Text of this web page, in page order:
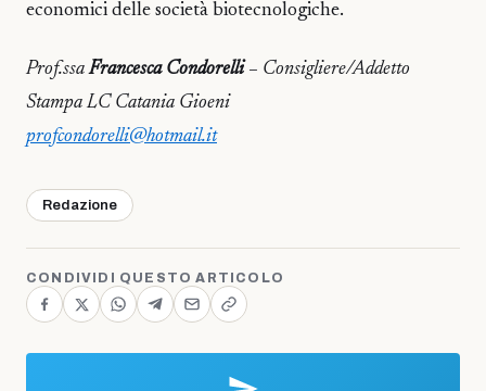
economici delle società biotecnologiche.
Prof.ssaFrancesca Condorelli – Consigliere/Addetto
Stampa LC Catania Gioeni
profcondorelli@hotmail.it
Redazione
CONDIVIDI QUESTO ARTICOLO